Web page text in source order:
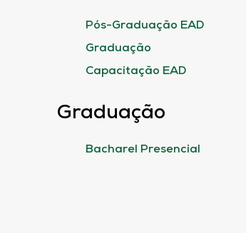
Pós-Graduação EAD
Graduação
Capacitação EAD
Graduação
Bacharel Presencial